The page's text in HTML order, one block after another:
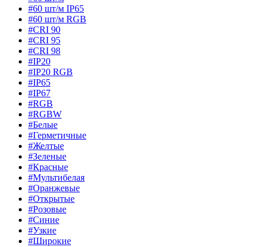
#60 шт/м IP65
#60 шт/м RGB
#CRI 90
#CRI 95
#CRI 98
#IP20
#IP20 RGB
#IP65
#IP67
#RGB
#RGBW
#Белые
#Герметичные
#Желтые
#Зеленые
#Красные
#Мультибелая
#Оранжевые
#Открытые
#Розовые
#Синие
#Узкие
#Широкие